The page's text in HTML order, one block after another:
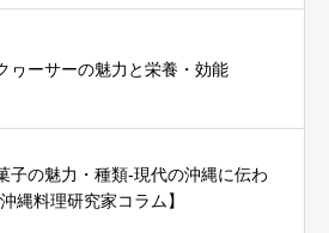
ヮーサーの魅力と栄養・効能
子の魅力・種類-現代の沖縄に伝わ
縄料理研究家コラム】